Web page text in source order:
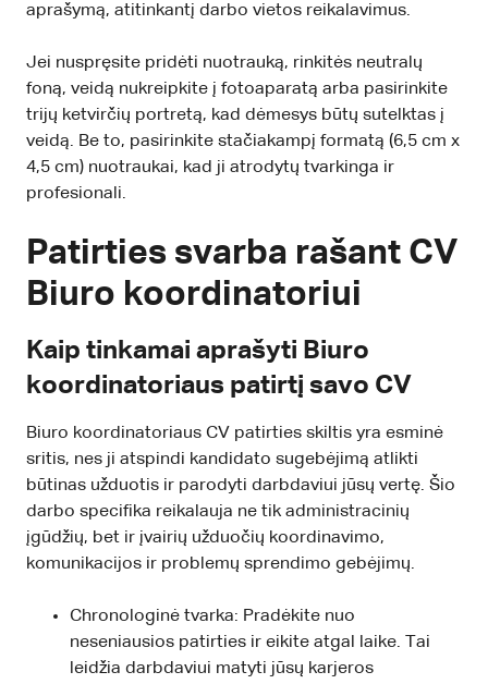
aprašymą, atitinkantį darbo vietos reikalavimus.
Jei nuspręsite pridėti nuotrauką, rinkitės neutralų
foną, veidą nukreipkite į fotoaparatą arba pasirinkite
trijų ketvirčių portretą, kad dėmesys būtų sutelktas į
veidą. Be to, pasirinkite stačiakampį formatą (6,5 cm x
4,5 cm) nuotraukai, kad ji atrodytų tvarkinga ir
profesionali.
Patirties svarba rašant CV
Biuro koordinatoriui
Kaip tinkamai aprašyti Biuro
koordinatoriaus patirtį savo CV
Biuro koordinatoriaus CV patirties skiltis yra esminė
sritis, nes ji atspindi kandidato sugebėjimą atlikti
būtinas užduotis ir parodyti darbdaviui jūsų vertę. Šio
darbo specifika reikalauja ne tik administracinių
įgūdžių, bet ir įvairių užduočių koordinavimo,
komunikacijos ir problemų sprendimo gebėjimų.
Chronologinė tvarka: Pradėkite nuo
neseniausios patirties ir eikite atgal laike. Tai
leidžia darbdaviui matyti jūsų karjeros